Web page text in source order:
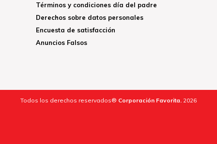
Términos y condiciones día del padre
Derechos sobre datos personales
Encuesta de satisfacción
Anuncios Falsos
Todos los derechos reservados® Corporación Favorita. 2026